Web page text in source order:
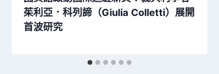
茱利亞．科列諦（Giulia Colletti）展開
首波研究